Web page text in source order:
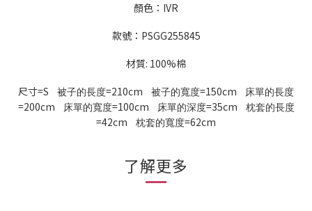
顏色：IVR
款號：PSGG255845
材質: 100%棉
尺寸=S
被子的長度=210cm 被子的寬度=150cm 床單的長度
=200cm 床單的寬度=100cm 床單的深度=35cm 枕套的長度
=42cm 枕套的寬度=62cm
了解更多